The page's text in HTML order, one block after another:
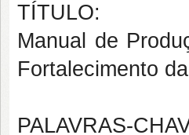
TÍTULO:
Manual de
Fortalecimento
PALAVRAS-